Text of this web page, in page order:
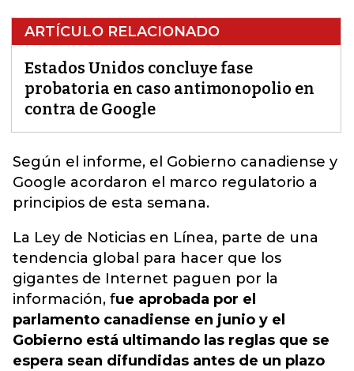
ARTÍCULO RELACIONADO
Estados Unidos concluye fase
probatoria en caso antimonopolio en
contra de Google
Según el informe, el Gobierno canadiense y
Google acordaron el marco regulatorio a
principios de esta semana.
La Ley de Noticias en Línea, parte de una
tendencia global para hacer que los
gigantes de Internet paguen por la
información, fue aprobada por el
parlamento canadiense en junio y el
Gobierno está ultimando las reglas que se
espera sean difundidas antes de un plazo